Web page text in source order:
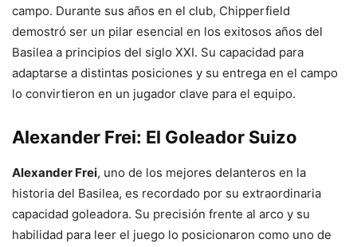
campo. Durante sus años en el club, Chipperfield
demostró ser un pilar esencial en los exitosos años del
Basilea a principios del siglo XXI. Su capacidad para
adaptarse a distintas posiciones y su entrega en el campo
lo convirtieron en un jugador clave para el equipo.
Alexander Frei: El Goleador Suizo
Alexander Frei, uno de los mejores delanteros en la
historia del Basilea, es recordado por su extraordinaria
capacidad goleadora. Su precisión frente al arco y su
habilidad para leer el juego lo posicionaron como uno de